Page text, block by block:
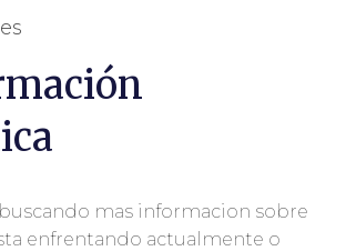
mas informacion sobre
enfrentando actualmente o